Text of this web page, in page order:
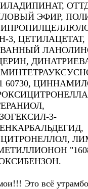
ЭФИР,
3, ЦЕТИЛАЦЕТАТ,
60730,
3-
Это всё